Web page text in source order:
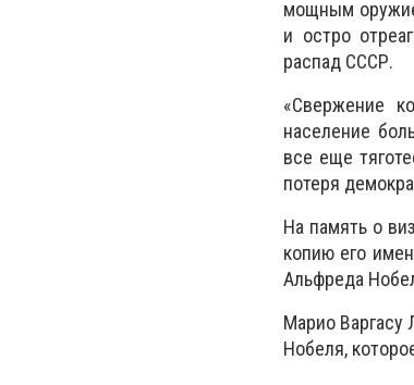
мощным
и остро
распад СССР.
«Свержение
население
все еще
потеря
На память о
копию его
Альфреда
Марио Варгасу
Нобеля,